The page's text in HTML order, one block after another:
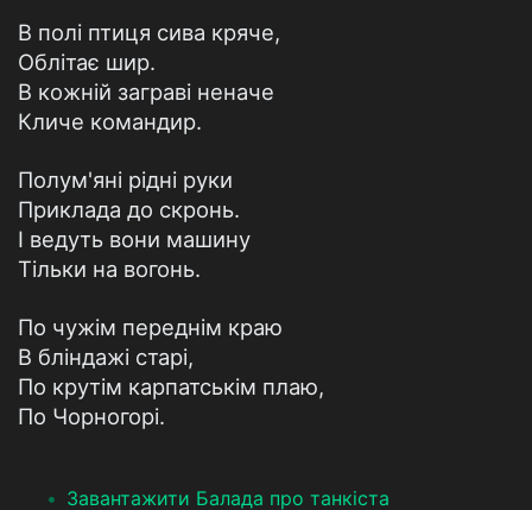
В полі птиця сива кряче,
Облітає шир.
В кожній заграві неначе
Кличе командир.
Полум'яні рідні руки
Приклада до скронь.
І ведуть вони машину
Тільки на вогонь.
По чужім переднім краю
В бліндажі старі,
По крутім карпатськім плаю,
По Чорногорі.
Завантажити Балада про танкіста